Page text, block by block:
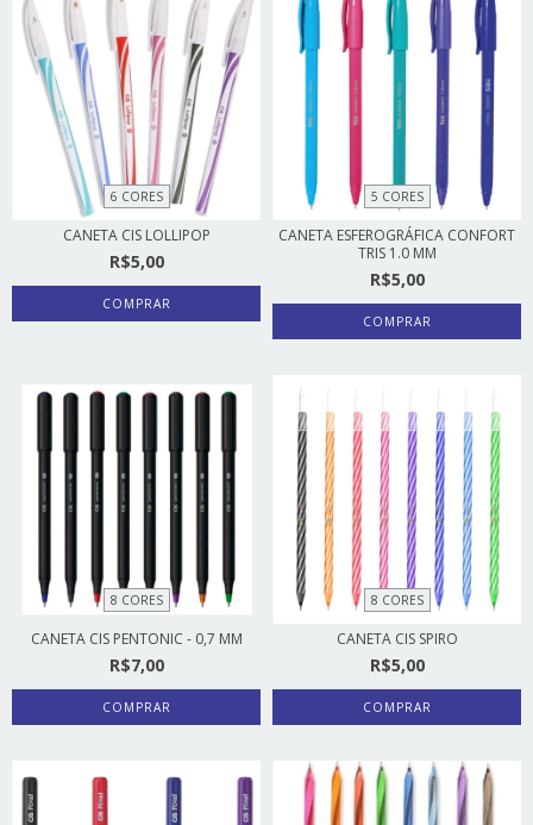
6 CORES
CANETA CIS LOLLIPOP
R$5,00
COMPRAR
5 CORES
CANETA ESFEROGRÁFICA CONFORT
TRIS 1.0 MM
R$5,00
COMPRAR
8 CORES
CANETA CIS PENTONIC - 0,7 MM
R$7,00
COMPRAR
8 CORES
CANETA CIS SPIRO
R$5,00
COMPRAR